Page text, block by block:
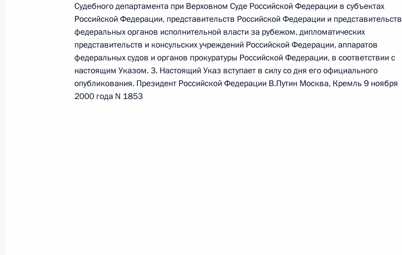
Федеральный закон от 26.07.2026 г. № 270-ФЗ
О внесении изменения в статью 10 Федерального закона «Об автономных учреждениях»
26 июля 2026 года
Судебного департамента при Верховном Суде Российской Федерации в субъектах
Российской Федерации, представительств Российской Федерации и представительств
федеральных органов исполнительной власти за рубежом, дипломатических
представительств и консульских учреждений Российской Федерации, аппаратов
федеральных судов и органов прокуратуры Российской Федерации, в соответствии с
настоящим Указом. 3. Настоящий Указ вступает в силу со дня его официального
опубликования. Президент Российской Федерации В.Путин Москва, Кремль 9 ноября
2000 года N 1853